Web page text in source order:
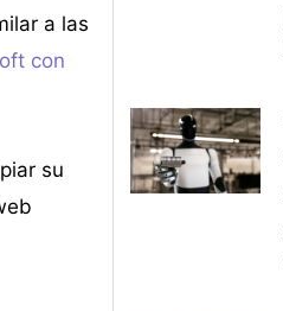
a las
con
su